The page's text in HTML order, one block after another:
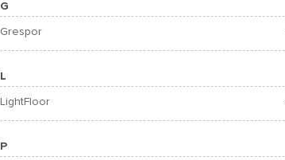
G
Grespor
L
LightFloor
P